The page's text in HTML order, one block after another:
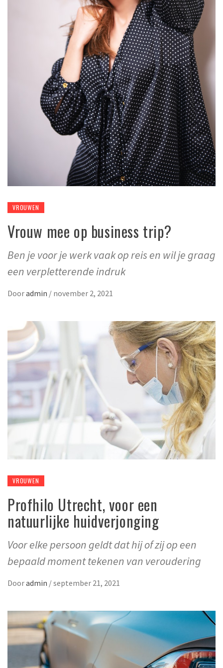
VROUWEN
Vrouw mee op business trip?
Ben je voor je werk vaak op reis en wil je graag
een verpletterende indruk
Dooradmin / november 2, 2021
VROUWEN
Profhilo Utrecht, voor een
natuurlijke huidverjonging
Voor elke persoon geldt dat hij of zij op een
bepaald moment tekenen van veroudering
Dooradmin /september 21, 2021